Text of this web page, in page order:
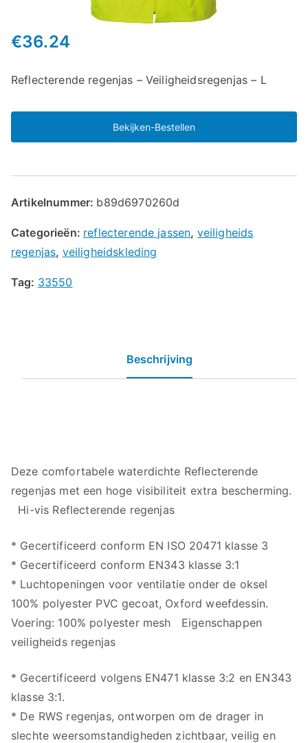
€36.24
Reflecterende regenjas – Veiligheidsregenjas – L
Bekijken-Bestellen
Artikelnummer: b89d6970260d
Categorieën: reflecterende jassen, veiligheids
regenjas, veiligheidskleding
Tag: 33550
Beschrijving
Deze comfortabele waterdichte Reflecterende
regenjas met een hoge visibiliteit extra bescherming.
Hi-vis Reflecterende regenjas
* Gecertificeerd conform EN ISO 20471 klasse 3
* Gecertificeerd conform EN343 klasse 3:1
* Luchtopeningen voor ventilatie onder de oksel
100% polyester PVC gecoat, Oxford weefdessin.
Voering: 100% polyester mesh Eigenschappen
veiligheids regenjas
* Gecertificeerd volgens EN471 klasse 3:2 en EN343
klasse 3:1.
* De RWS regenjas, ontworpen om de drager in
slechte weersomstandigheden zichtbaar, veilig en